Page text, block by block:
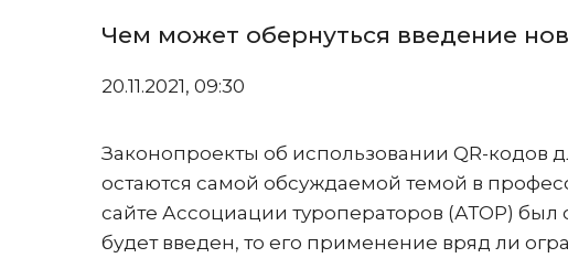
Чем может обернуться введение
20.11.2021, 09:30
Законопроекты об использовании QR-кодов
остаются самой обсуждаемой темой в
сайте Ассоциации туроператоров (АТОР) был
будет введен, то его применение вряд ли